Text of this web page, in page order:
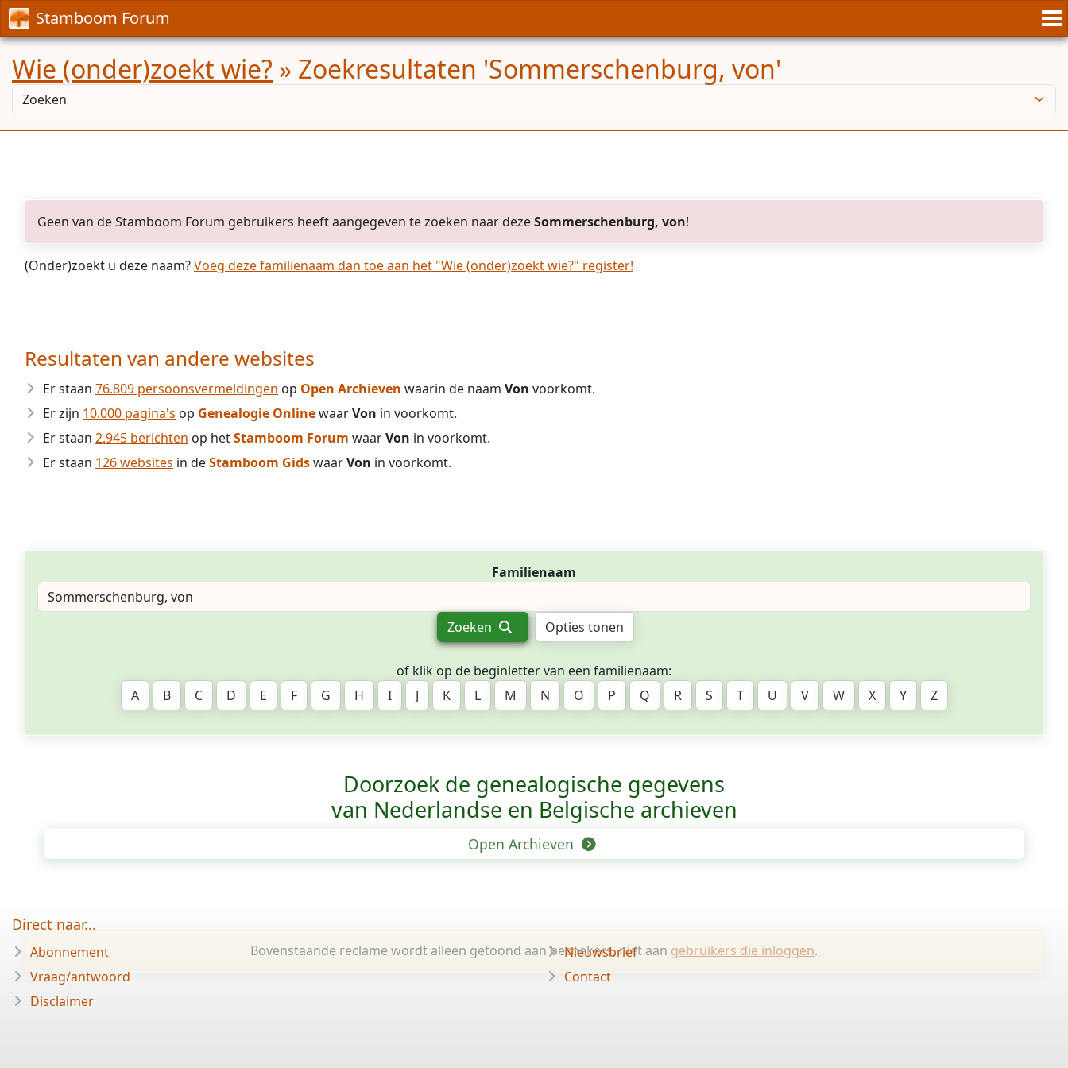
Stamboom Forum
Wie (onder)zoekt wie? » Zoekresultaten 'Sommerschenburg, von'
Geen van de Stamboom Forum gebruikers heeft aangegeven te zoeken naar dezeSommerschenburg, von!
(Onder)zoekt u deze naam?Voeg deze familienaam dan toe aan het "Wie (onder)zoekt wie?" register!
Resultaten van andere websites
Er staan 76.809 persoonsvermeldingen op Open Archieven waarin de naam Von voorkomt.
Er zijn 10.000 pagina's op Genealogie OnlinewaarVon in voorkomt.
Er staan 2.945 berichten op hetStamboom Forum waarVon in voorkomt.
Er staan 126 websites in deStamboom GidswaarVon in voorkomt.
Familienaam
Zoeken Opties tonen
of klik op de beginletter van een familienaam:
A
B C D E F G H I J K L M N O P Q R S T U V W X Y Z
Doorzoek de genealogische gegevens
van Nederlandse en Belgische archieven
Open Archieven
Bovenstaande reclame wordt alleen getoond aan bezoekers, niet aan gebruikers die inloggen.
Direct naar...
Abonnement
Vraag/antwoord
Disclaimer
Nieuwsbrief
Contact